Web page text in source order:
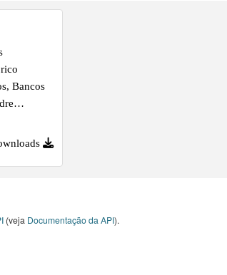
Bancos
Livros,
(veja Documentação da API).